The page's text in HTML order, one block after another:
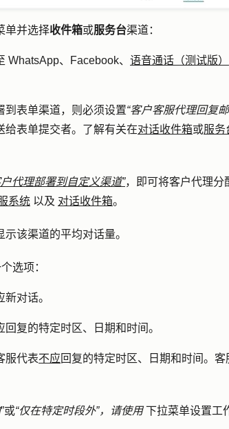
单并选择收件箱或服务台渠道：
WhatsApp、Facebook、 语音通话（测试版）
到表单渠道，则必须设置“客户客服代理回复
给表单提交者。了解有关在对话收件箱或服务
户代理部署到自定义渠道”，即可将客户代理分
系统 以及 对话收件箱。
该渠道的平均对话量。
选项：
对话。
回复的特定时区、日期和时间。
服代表不应 回复的特定时区、日期和时间。
”或“仅在特定时段外”，请使用下拉菜单设置工